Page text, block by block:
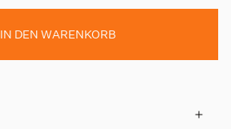
IN DEN WARENKORB